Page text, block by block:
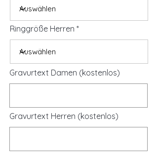
Ringgröße Herren
Gravurtext Damen (kostenlos)
Gravurtext Herren (kostenlos)